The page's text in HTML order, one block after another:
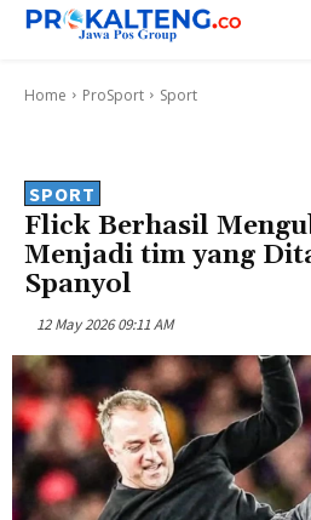
Home ProSport Sport
SPORT
Flick Berhasil
Menjadi tim yang
Spanyol
12 May 2026 09:11 AM